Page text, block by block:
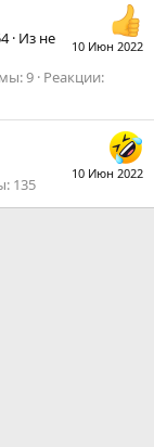
10 Июн 2022
· Из не
9 Реакции
10 Июн 2022
135